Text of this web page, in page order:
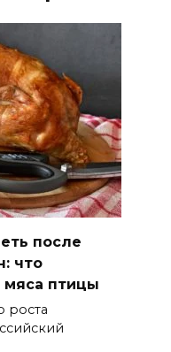
после
что
мяса птицы
роста